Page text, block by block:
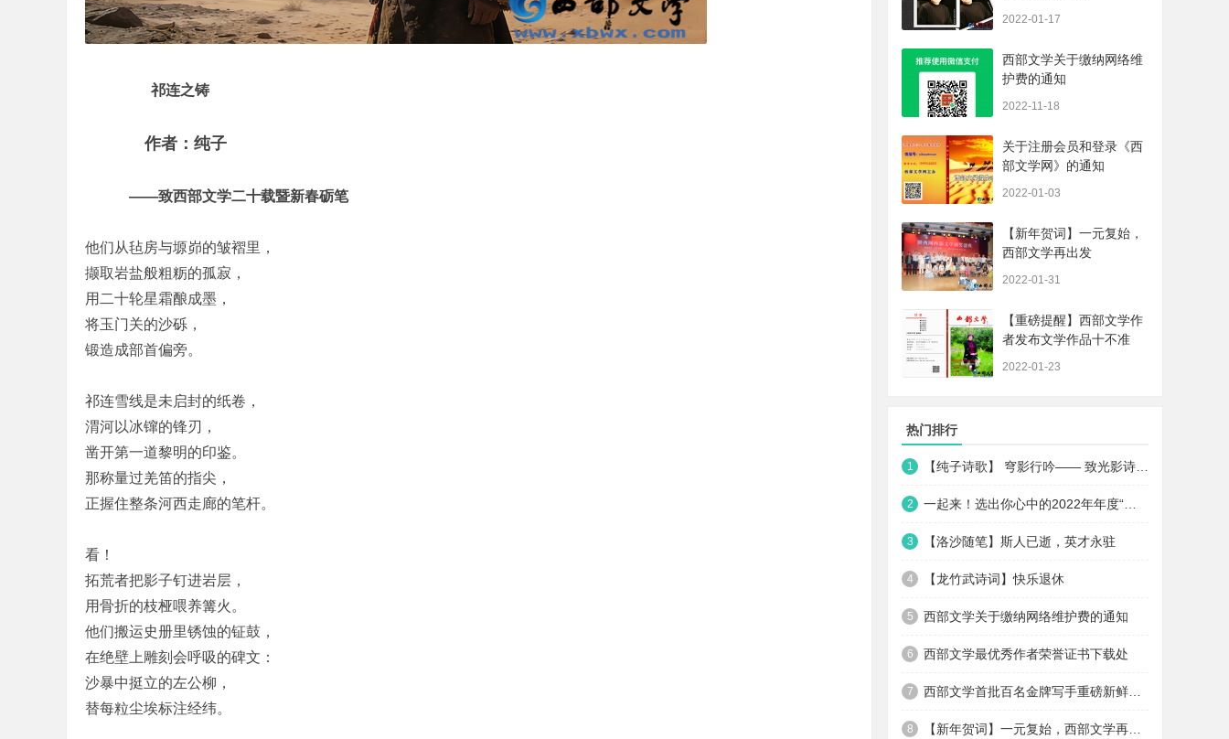
祁连之铸
作者：纯子
——致西部文学二十载暨新春砺笔
他们从毡房与塬峁的皱褶里，
撷取岩盐般粗粝的孤寂，
用二十轮星霜酿成墨，
将玉门关的沙砾，
锻造成部首偏旁。
祁连雪线是未启封的纸卷，
渭河以冰镩的锋刃，
凿开第一道黎明的印鉴。
那称量过羌笛的指尖，
正握住整条河西走廊的笔杆。
看！
拓荒者把影子钉进岩层，
用骨折的枝桠喂养篝火。
他们搬运史册里锈蚀的钲鼓，
在绝壁上雕刻会呼吸的碑文：
沙暴中挺立的左公柳，
替每粒尘埃标注经纬。
2022-01-17
西部文学关于缴纳网络维
护费的通知
2022-11-18
关于注册会员和登录《西
部文学网》的通知
2022-01-03
【新年贺词】一元复始，
西部文学再出发
2022-01-31
【重磅提醒】西部文学作
者发布文学作品十不准
2022-01-23
热门排行
1
2
3 【洛沙随笔】斯人已逝，英才永驻
4 【龙竹武诗词】快乐退休
5 西部文学关于缴纳网络维护费的通知
6 西部文学最优秀作者荣誉证书下载处
7
8